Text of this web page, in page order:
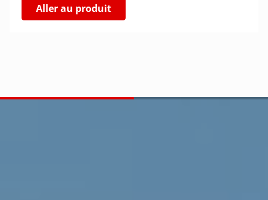
Aller au produit